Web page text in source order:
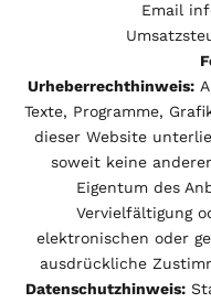
Email
Urheberrechthinweis:
Texte, Programme,
dieser Website
soweit keine
Eigentum des
Vervielfältigung
elektronischen oder
ausdrückliche
Datenschutzhinweis: